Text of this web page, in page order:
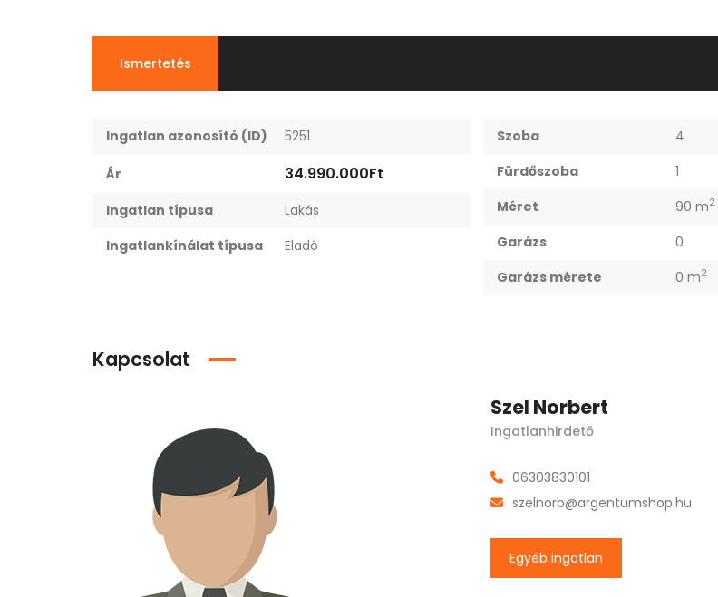
Ismertetés
Ingatlan azonosító (ID) 5251
Ár 34.990.000Ft
Ingatlan típusa
Lakás
Ingatlankínálat típusa
Eladó
Szoba
4
Fürdőszoba
1
Méret
90 m2
Garázs
0
Garázs mérete
0 m2
Kapcsolat
Szel Norbert
Ingatlanhirdető
06303830101
szelnorb@argentumshop.hu
Egyéb ingatlan